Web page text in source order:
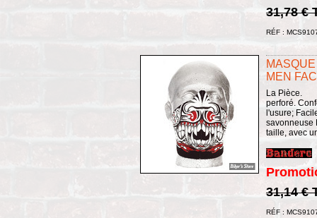
31,78 €
RÉF :
MEN
La Pièce.
perforé.
l'usure;
savonneuse
taille, avec
31,14 €
RÉF :